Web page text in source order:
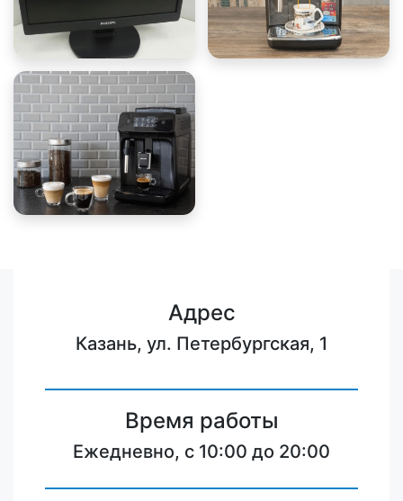
Адрес
Казань, ул. Петербургская, 1
Время работы
Ежедневно, с 10:00 до 20:00